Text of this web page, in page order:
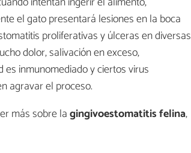
el gato presentará lesiones en la boca
proliferativas y úlceras en diversas
dolor, salivación en exceso,
inmunomediado y ciertos virus
agravar el proceso.
más sobre lagingivoestomatitis felina,